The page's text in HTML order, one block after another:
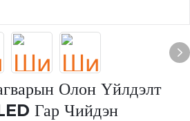
Олон Үйлдэлт
Гар Чийдэн